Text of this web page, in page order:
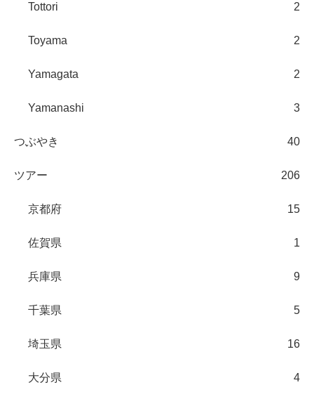
Tottori 2
Toyama 2
Yamagata 2
Yamanashi 3
つぶやき 40
ツアー 206
京都府 15
佐賀県 1
兵庫県 9
千葉県 5
埼玉県 16
大分県 4